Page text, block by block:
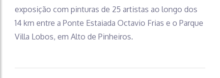
exposição com pinturas de 25 artistas ao longo dos
14 km entre a Ponte Estaiada Octavio Frias e o Parque
Villa Lobos, em Alto de Pinheiros.